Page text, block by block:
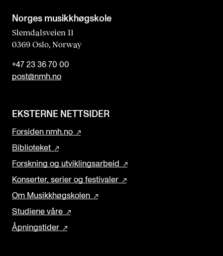
Norges musikk­høgskole
Slemdalsveien 11
0369 Oslo, Norway
+47 23 36 70 00
post@nmh.no
EKSTERNE NETTSIDER
Forsiden nmh.no
Biblioteket
Forskning og utviklingsarbeid
Konserter, serier og festivaler
Om Musikkhøgskolen
Studiene våre
Åpningstider